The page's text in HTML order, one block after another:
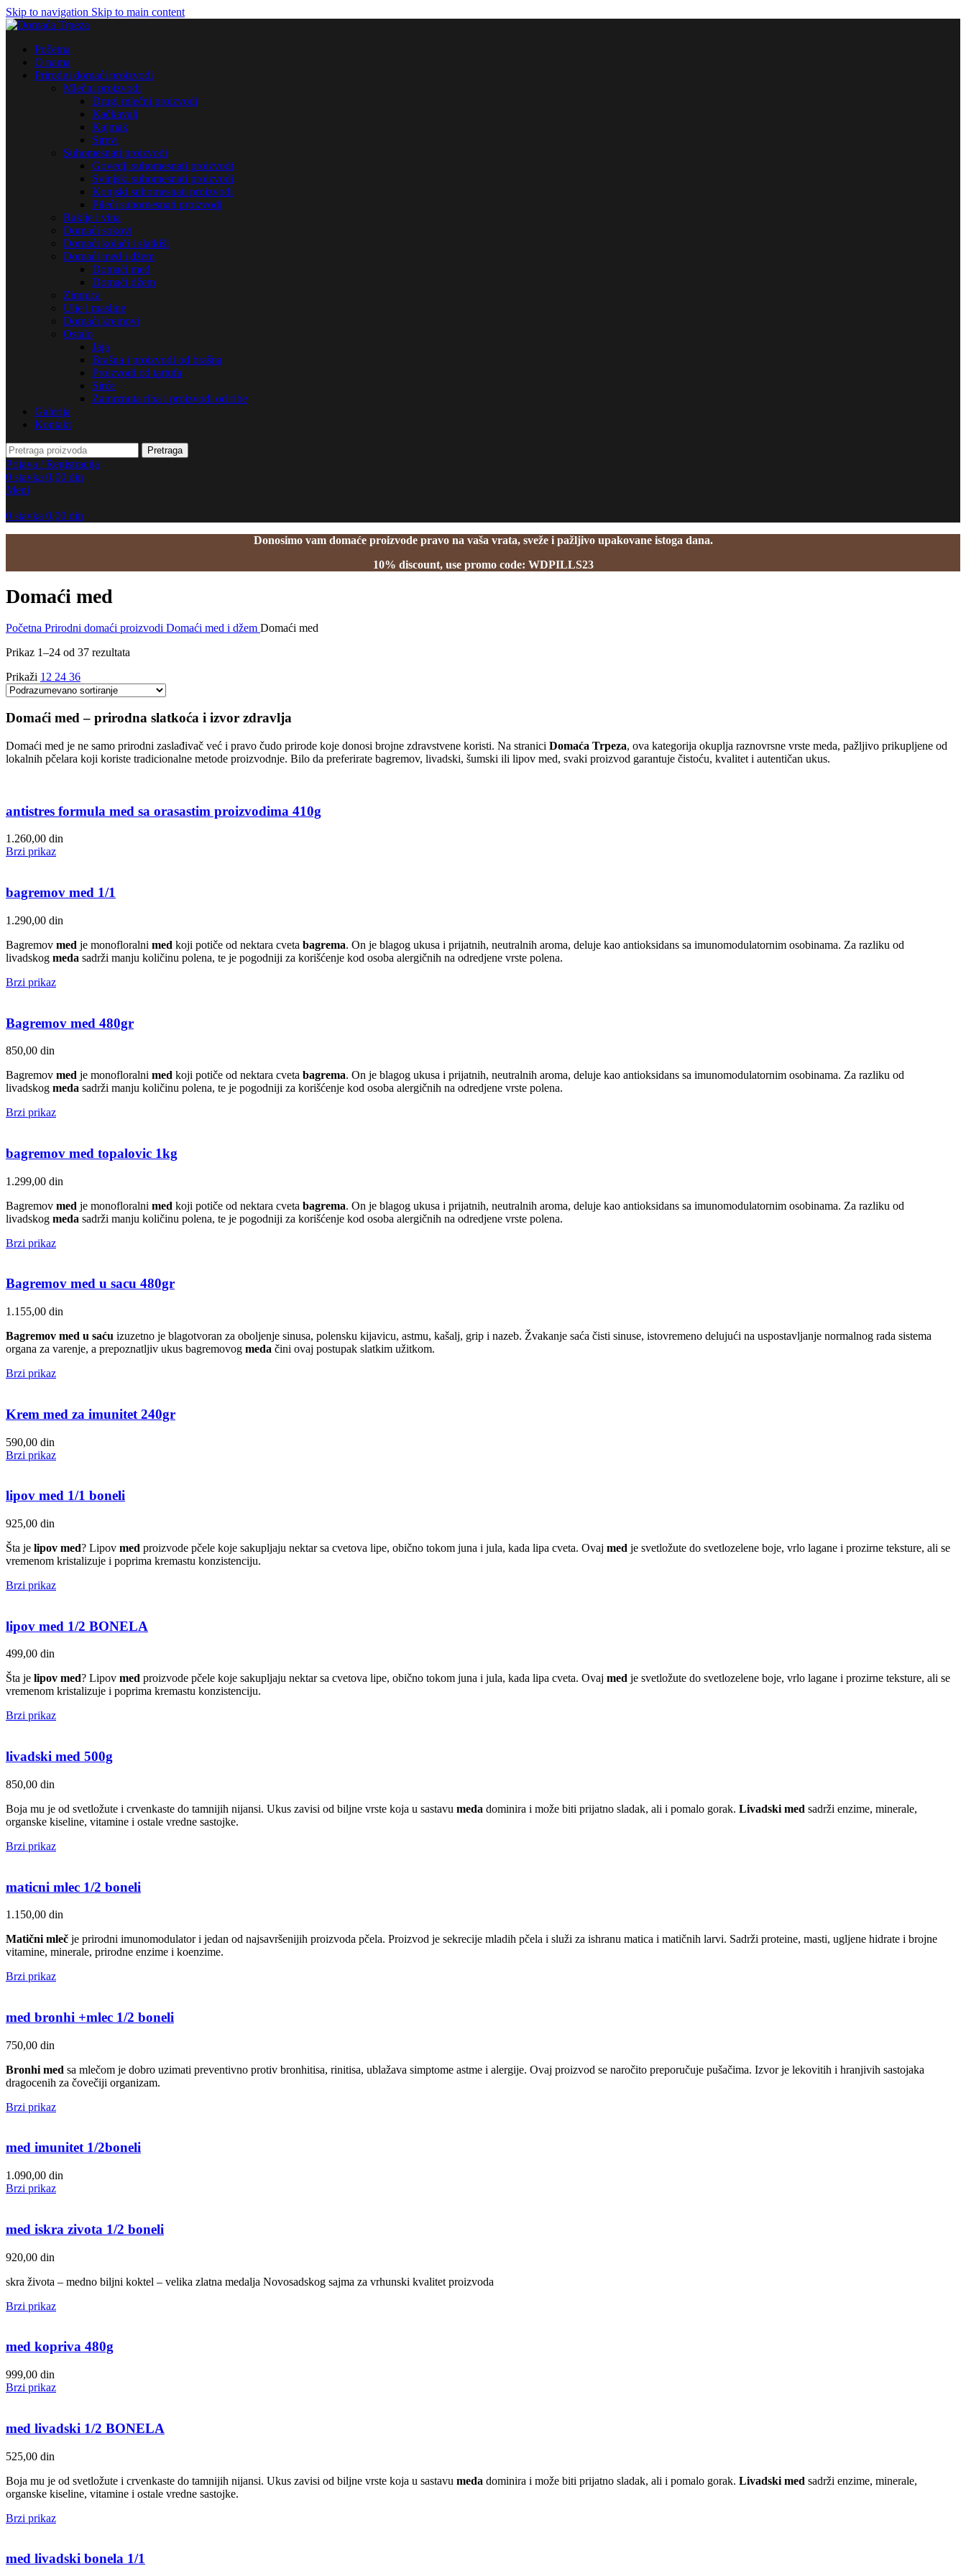
Skip to navigation Skip to main content
Početna
O nama
Prirodni domaći proizvodi
Mlečni proizvodi
Drugi mlečni proizvodi
Kačkavalj
Kajmak
Sirevi
Suhomesnati proizvodi
Govedji suhomesnati proizvodi
Svinjski suhomesnati proizvodi
Konjski suhomesnati proizvodi
Pileći suhomesnati proizvodi
Rakije i vina
Domaći sokovi
Domaći kolači i slatkiši
Domaći med i džem
Domaći med
Domaći džem
Zimnica
Ulje i masline
Domaći kremovi
Ostalo
Jaja
Brašna i proizvodi od brašna
Proizvodi od tartufa
Sirće
Zamrznuta riba i proizvodi od ribe
Galerija
Kontakt
Pretraga
Prijava / Registracija
0 stavka 0,00 din
Meni
0 stavka 0,00 din
Donosimo vam domaće proizvode pravo na vaša vrata, sveže i pažljivo upakovane istoga dana.
10% discount, use promo code: WDPILLS23
Domaći med
Početna Prirodni domaći proizvodi Domaći med i džem Domaći med
Prikaz 1–24 od 37 rezultata
Prikaži 12 24 36
Domaći med – prirodna slatkoća i izvor zdravlja
Domaći med je ne samo prirodni zaslađivač već i pravo čudo prirode koje donosi brojne zdravstvene koristi. Na stranici Domaća Trpeza, ova kategorija okuplja raznovrsne vrste meda, pažljivo prikupljene od
lokalnih pčelara koji koriste tradicionalne metode proizvodnje. Bilo da preferirate bagremov, livadski, šumski ili lipov med, svaki proizvod garantuje čistoću, kvalitet i autentičan ukus.
antistres formula med sa orasastim proizvodima 410g
1.260,00 din
Brzi prikaz
bagremov med 1/1
1.290,00 din
Bagremov med je monofloralni med koji potiče od nektara cveta bagrema. On je blagog ukusa i prijatnih, neutralnih aroma, deluje kao antioksidans sa imunomodulatornim osobinama. Za razliku od
livadskog meda sadrži manju količinu polena, te je pogodniji za korišćenje kod osoba alergičnih na odredjene vrste polena.
Brzi prikaz
Bagremov med 480gr
850,00 din
Bagremov med je monofloralni med koji potiče od nektara cveta bagrema. On je blagog ukusa i prijatnih, neutralnih aroma, deluje kao antioksidans sa imunomodulatornim osobinama. Za razliku od
livadskog meda sadrži manju količinu polena, te je pogodniji za korišćenje kod osoba alergičnih na odredjene vrste polena.
Brzi prikaz
bagremov med topalovic 1kg
1.299,00 din
Bagremov med je monofloralni med koji potiče od nektara cveta bagrema. On je blagog ukusa i prijatnih, neutralnih aroma, deluje kao antioksidans sa imunomodulatornim osobinama. Za razliku od
livadskog meda sadrži manju količinu polena, te je pogodniji za korišćenje kod osoba alergičnih na odredjene vrste polena.
Brzi prikaz
Bagremov med u sacu 480gr
1.155,00 din
Bagremov med u saću izuzetno je blagotvoran za oboljenje sinusa, polensku kijavicu, astmu, kašalj, grip i nazeb. Žvakanje saća čisti sinuse, istovremeno delujući na uspostavljanje normalnog rada sistema
organa za varenje, a prepoznatljiv ukus bagremovog meda čini ovaj postupak slatkim užitkom.
Brzi prikaz
Krem med za imunitet 240gr
590,00 din
Brzi prikaz
lipov med 1/1 boneli
925,00 din
Šta je lipov med? Lipov med proizvode pčele koje sakupljaju nektar sa cvetova lipe, obično tokom juna i jula, kada lipa cveta. Ovaj med je svetložute do svetlozelene boje, vrlo lagane i prozirne teksture, ali se
vremenom kristalizuje i poprima kremastu konzistenciju.
Brzi prikaz
lipov med 1/2 BONELA
499,00 din
Šta je lipov med? Lipov med proizvode pčele koje sakupljaju nektar sa cvetova lipe, obično tokom juna i jula, kada lipa cveta. Ovaj med je svetložute do svetlozelene boje, vrlo lagane i prozirne teksture, ali se
vremenom kristalizuje i poprima kremastu konzistenciju.
Brzi prikaz
livadski med 500g
850,00 din
Boja mu je od svetložute i crvenkaste do tamnijih nijansi. Ukus zavisi od biljne vrste koja u sastavu meda dominira i može biti prijatno sladak, ali i pomalo gorak. Livadski med sadrži enzime, minerale,
organske kiseline, vitamine i ostale vredne sastojke.
Brzi prikaz
maticni mlec 1/2 boneli
1.150,00 din
Matični mleč je prirodni imunomodulator i jedan od najsavršenijih proizvoda pčela. Proizvod je sekrecije mladih pčela i služi za ishranu matica i matičnih larvi. Sadrži proteine, masti, ugljene hidrate i brojne
vitamine, minerale, prirodne enzime i koenzime.
Brzi prikaz
med bronhi +mlec 1/2 boneli
750,00 din
Bronhi med sa mlečom je dobro uzimati preventivno protiv bronhitisa, rinitisa, ublažava simptome astme i alergije. Ovaj proizvod se naročito preporučuje pušačima. Izvor je lekovitih i hranjivih sastojaka
dragocenih za čovečiji organizam.
Brzi prikaz
med imunitet 1/2boneli
1.090,00 din
Brzi prikaz
med iskra zivota 1/2 boneli
920,00 din
skra života – medno biljni koktel – velika zlatna medalja Novosadskog sajma za vrhunski kvalitet proizvoda
Brzi prikaz
med kopriva 480g
999,00 din
Brzi prikaz
med livadski 1/2 BONELA
525,00 din
Boja mu je od svetložute i crvenkaste do tamnijih nijansi. Ukus zavisi od biljne vrste koja u sastavu meda dominira i može biti prijatno sladak, ali i pomalo gorak. Livadski med sadrži enzime, minerale,
organske kiseline, vitamine i ostale vredne sastojke.
Brzi prikaz
med livadski bonela 1/1